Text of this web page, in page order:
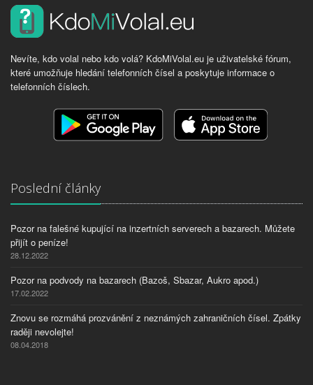
Nevíte, kdo volal nebo kdo volá? KdoMiVolal.eu je uživatelské fórum,
které umožňuje hledání telefonních čísel a poskytuje informace o
telefonních číslech.
Poslední články
Pozor na falešné kupující na inzertních serverech a bazarech. Můžete
přijít o peníze!
28.12.2022
Pozor na podvody na bazarech (Bazoš, Sbazar, Aukro apod.)
17.02.2022
Znovu se rozmáhá prozvánění z neznámých zahraničních čísel. Zpátky
raději nevolejte!
08.04.2018